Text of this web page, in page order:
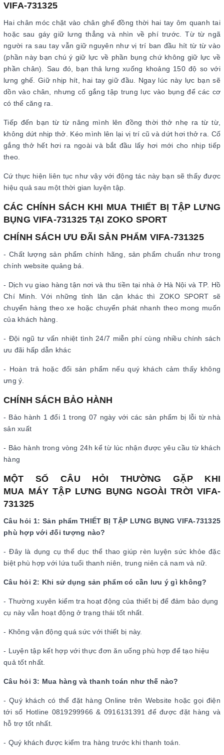
VIFA-731325
Hai chân móc chặt vào chân ghế đồng thời hai tay ôm quanh tai
hoặc sau gáy giữ lưng thẳng và nhìn về phí trước. Từ từ ngã
người ra sau tay vẫn giữ nguyên như vị trí ban đầu hít từ từ vào
(phần này bạn chú ý giữ lực về phần bụng chứ không giữ lực về
phần chân). Sau đó, bạn thả lưng xuống khoảng 150 độ so với
lưng ghế. Giữ nhịp hít, hai tay giữ đầu. Ngay lúc này lực bạn sẽ
dồn vào chân, nhưng cố gắng tập trung lực vào bụng để các cơ
có thể căng ra.
Tiếp đến bạn từ từ nâng mình lên đồng thời thở nhẹ ra từ từ,
không dứt nhịp thở. Kéo mình lên lại vị trí cũ và dứt hơi thở ra. Cố
gắng thở hết hơi ra ngoài và bắt đầu lấy hơi mới cho nhịp tiếp
theo.
Cứ thực hiện liên tục như vậy với động tác này bạn sẽ thấy được
hiệu quả sau một thời gian luyện tập.
CÁC CHÍNH SÁCH KHI MUA THIẾT BỊ TẬP LƯNG
BỤNG VIFA-731325 TẠI ZOKO SPORT
CHÍNH SÁCH ƯU ĐÃI SẢN PHẨM VIFA-731325
- Chất lượng sản phẩm chính hãng, sản phẩm chuẩn như trong
chính website quảng bá.
- Dịch vụ giao hàng tận nơi và thu tiền tại nhà ở Hà Nội và TP. Hồ
Chí Minh. Với những tỉnh lân cận khác thì ZOKO SPORT sẽ
chuyển hàng theo xe hoặc chuyển phát nhanh theo mong muốn
của khách hàng.
- Đội ngũ tư vấn nhiệt tình 24/7 miễn phí cùng nhiều chính sách
ưu đãi hấp dẫn khác
- Hoàn trả hoặc đổi sản phẩm nếu quý khách cảm thấy không
ưng ý.
CHÍNH SÁCH BẢO HÀNH
- Bảo hành 1 đổi 1 trong 07 ngày với các sản phẩm bị lỗi từ nhà
sản xuất
- Bảo hành trong vòng 24h kể từ lúc nhận được yêu cầu từ khách
hàng
MỘT SỐ CÂU HỎI THƯỜNG GẶP KHI
MUA MÁY TẬP LƯNG BỤNG NGOÀI TRỜI VIFA-
731325
Câu hỏi 1: Sản phẩm THIẾT BỊ TẬP LƯNG BỤNG VIFA-731325
phù hợp với đối tượng nào?
- Đây là dụng cụ thể dục thể thao giúp rèn luyện sức khỏe đặc
biệt phù hợp với lứa tuổi thanh niên, trung niên cả nam và nữ.
Câu hỏi 2: Khi sử dụng sản phẩm có cần lưu ý gì không?
- Thường xuyên kiểm tra hoạt động của thiết bị để đảm bảo dụng
cụ này vẫn hoạt động ở trạng thái tốt nhất.
- Không vận động quá sức với thiết bị này.
- Luyện tập kết hợp với thực đơn ăn uống phù hợp để tạo hiệu
quả tốt nhất.
Câu hỏi 3: Mua hàng và thanh toán như thế nào?
- Quý khách có thể đặt hàng Online trên Website hoặc gọi điện
tới số Hotline 0819299966 & 0916131391 để được đặt hàng và
hỗ trợ tốt nhất.
- Quý khách được kiểm tra hàng trước khi thanh toán.